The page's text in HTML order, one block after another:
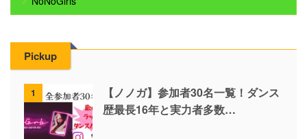
Pickup
1
【ノノガ】参加者30名一覧！ダンス
歴最長16年と実力者多数…